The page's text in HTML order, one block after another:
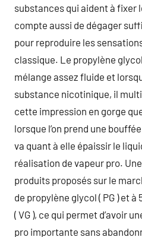
substances qui aident à fixer
compte aussi de dégager
pour reproduire les
classique. Le propylène
mélange assez fluide et
substance nicotinique, il
cette impression en gorge
lorsque l’on prend une
va quant à elle épaissir le
réalisation de vapeur pro.
produits proposés sur le
de propylène glycol ( PG ) et
( VG ), ce qui permet d’avoir
pro importante sans